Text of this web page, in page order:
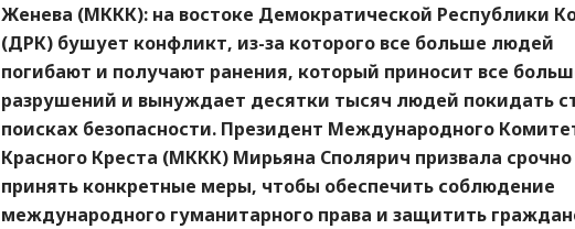
Женева (МККК): на востоке Демократической Республики
(ДРК) бушует конфликт, из-за которого все больше людей
погибают и получают ранения, который приносит все
разрушений и вынуждает десятки тысяч людей покидать
поисках безопасности. Президент Международного
Красного Креста (МККК) Мирьяна Сполярич призвала срочно
принять конкретные меры, чтобы обеспечить соблюдение
международного гуманитарного права и защитить